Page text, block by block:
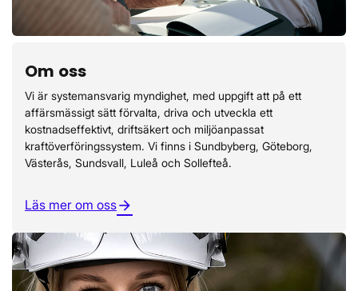
Om oss
Vi är systemansvarig myndighet, med uppgift att på ett
affärsmässigt sätt förvalta, driva och utveckla ett
kostnadseffektivt, driftsäkert och miljöanpassat
kraftöverföringssystem. Vi finns i Sundbyberg, Göteborg,
Västerås, Sundsvall, Luleå och Sollefteå.
Läs mer om ossarrow_forward